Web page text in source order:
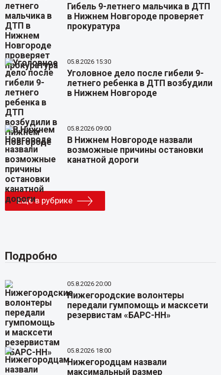
Гибель 9-летнего мальчика в ДТП
в Нижнем Новгороде проверяет
прокуратура
05.8.2026 15:30
Уголовное дело после гибели 9-
летнего ребенка в ДТП возбудили
в Нижнем Новгороде
05.8.2026 09:00
В Нижнем Новгороде назвали
возможные причины остановки
канатной дороги
Еще в рубрике
Подробно
05.8.2026 20:00
Нижегородские волонтеры
передали гумпомощь и масксети
резервистам «БАРС-НН»
05.8.2026 18:00
Нижегородцам назвали
максимальный размер